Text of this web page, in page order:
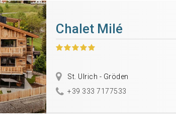
Chalet Milé
St. Ulrich - Gröden
+39 333 7177533